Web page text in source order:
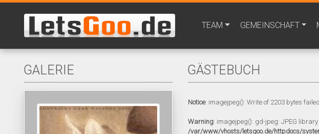
TEAM GEMEINSCHAFT
GALERIE GÄSTEBUCH
Notice: imagejpeg(): Write of 2203 bytes
Warning: imagejpeg(): gd-jpeg: JPEG
/var/www/vhosts/letsgoo.de/httpdocs/